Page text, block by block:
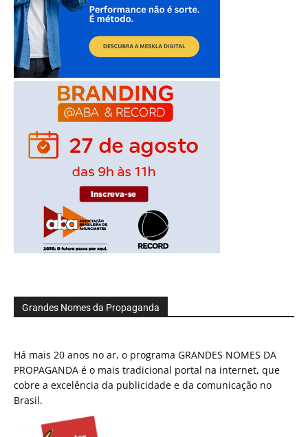
Grandes Nomes da Propaganda
Há mais 20 anos no ar, o programa GRANDES NOMES DA
PROPAGANDA é o mais tradicional portal na internet, que
cobre a excelência da publicidade e da comunicação no
Brasil.